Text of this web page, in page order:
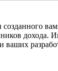
дохода.